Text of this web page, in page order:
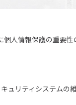
人情報保護の重要性
ュリティシステムの